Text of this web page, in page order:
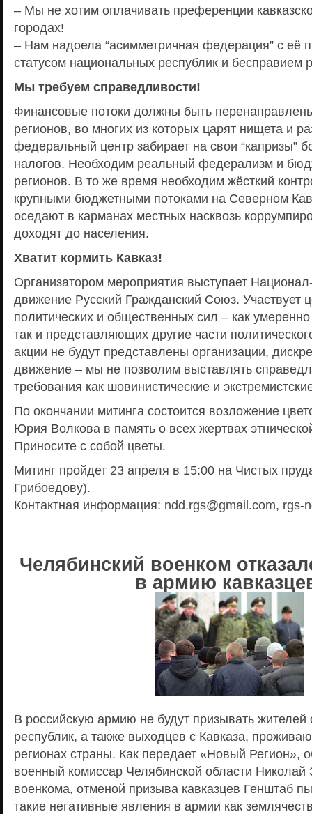
– Мы не хотим оплачивать преференции
городах!
– Нам надоела “асимметричная федерация” с её
статусом национальных республик и бесправием
Мы требуем справедливости!
Финансовые потоки должны быть
регионов, во многих из которых царят нищета и
федеральный центр забирает на свои “капризы”
налогов. Необходим реальный федерализм и
регионов. В то же время необходим жёсткий
крупными бюджетными потоками на Северном
оседают в карманах местных насквозь
доходят до населения.
Хватит кормить Кавказ!
Организатором мероприятия выступает
движение Русский Гражданский Союз. Участвует
политических и общественных сил – как
так и представляющих другие части
акции не будут представлены организации,
движение – мы не позволим выставлять
требования как шовинистические и
По окончании митинга состоится возложение
Юрия Волкова в память о всех жертвах
Приносите с собой цветы.
Митинг пройдет 23 апреля в 15:00 на Чистых
Грибоедову).
Контактная информация: ndd.rgs@gmail.com, rgs-
Челябинский военком
в армию
В российскую армию не будут призывать жителей
республик, а также выходцев с Кавказа,
регионах страны. Как передает «Новый Регион»,
военный комиссар Челябинской области
военкома, отменой призыва кавказцев Генштаб
такие негативные явления в армии как